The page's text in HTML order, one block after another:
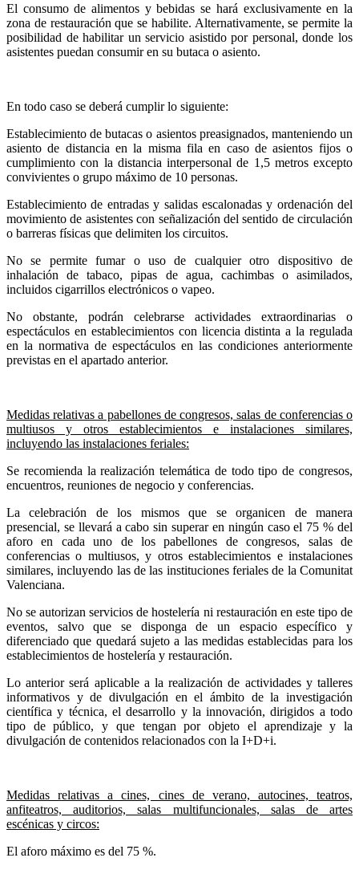
El consumo de alimentos y bebidas se hará exclusivamente en la
zona de restauración que se habilite. Alternativamente, se permite la
posibilidad de habilitar un servicio asistido por personal, donde los
asistentes puedan consumir en su butaca o asiento.
En todo caso se deberá cumplir lo siguiente:
Establecimiento de butacas o asientos preasignados, manteniendo un
asiento de distancia en la misma fila en caso de asientos fijos o
cumplimiento con la distancia interpersonal de 1,5 metros excepto
convivientes o grupo máximo de 10 personas.
Establecimiento de entradas y salidas escalonadas y ordenación del
movimiento de asistentes con señalización del sentido de circulación
o barreras físicas que delimiten los circuitos.
No se permite fumar o uso de cualquier otro dispositivo de
inhalación de tabaco, pipas de agua, cachimbas o asimilados,
incluidos cigarrillos electrónicos o vapeo.
No obstante, podrán celebrarse actividades extraordinarias o
espectáculos en establecimientos con licencia distinta a la regulada
en la normativa de espectáculos en las condiciones anteriormente
previstas en el apartado anterior.
Medidas relativas a pabellones de congresos, salas de conferencias o
multiusos y otros establecimientos e instalaciones similares,
incluyendo las instalaciones feriales:
Se recomienda la realización telemática de todo tipo de congresos,
encuentros, reuniones de negocio y conferencias.
La celebración de los mismos que se organicen de manera
presencial, se llevará a cabo sin superar en ningún caso el 75 % del
aforo
en cada uno de los pabellones de congresos, salas de
conferencias o multiusos, y otros establecimientos e instalaciones
similares, incluyendo las de las instituciones feriales de la Comunitat
Valenciana.
No se autorizan servicios de hostelería ni restauración en este tipo de
eventos, salvo que se disponga de un espacio específico y
diferenciado que quedará sujeto a las medidas establecidas para los
establecimientos de hostelería y restauración.
Lo anterior será aplicable a la realización de actividades y talleres
informativos y de divulgación en el ámbito de la investigación
científica y técnica, el desarrollo y la innovación, dirigidos a todo
tipo de público, y que tengan por objeto el aprendizaje y la
divulgación de contenidos relacionados con la I+D+i.
Medidas relativas a cines, cines de verano, autocines, teatros,
anfiteatros, auditorios, salas multifuncionales, salas de artes
escénicas y circos:
El aforo máximo es del 75 %.